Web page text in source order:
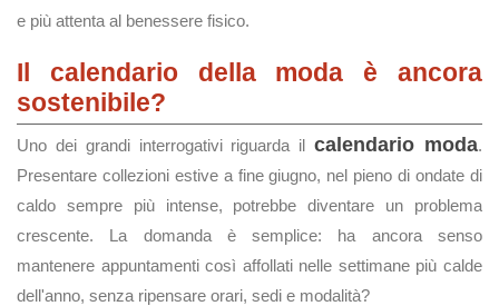
e più attenta al benessere fisico.
Il calendario della moda è ancora
sostenibile?
Uno dei grandi interrogativi riguarda ilcalendario moda.
Presentare collezioni estive a fine giugno, nel pieno di ondate di
caldo sempre più intense, potrebbe diventare un problema
crescente. La domanda è semplice: ha ancora senso
mantenere appuntamenti così affollati nelle settimane più calde
dell'anno, senza ripensare orari, sedi e modalità?